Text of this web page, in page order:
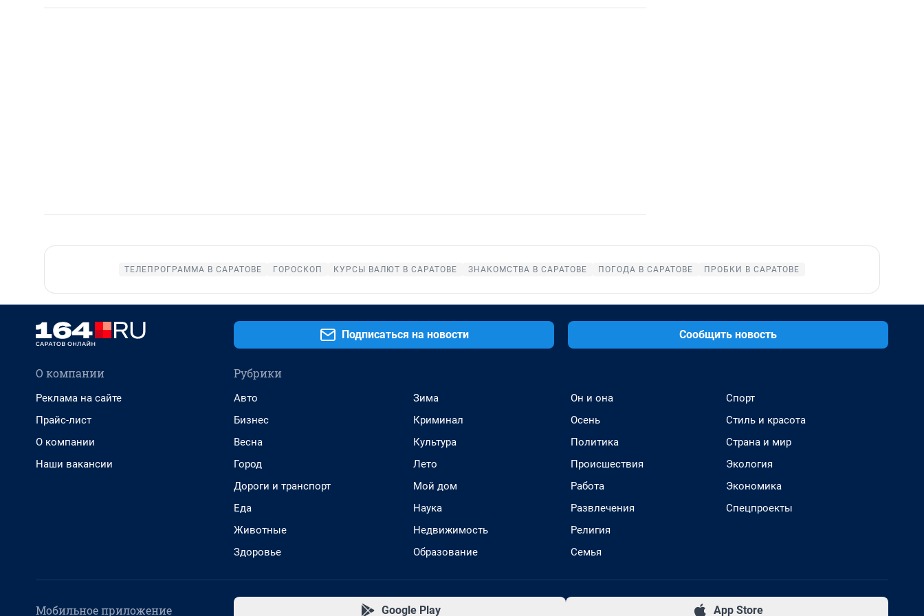
ТЕЛЕПРОГРАММА В САРАТОВЕ ГОРОСКОП КУРСЫ ВАЛЮТ В САРАТОВЕ ЗНАКОМСТВА В САРАТОВЕ ПОГОДА В САРАТОВЕ ПРОБКИ В САРАТОВЕ
Подписаться на новости Сообщить новость
О компании
Реклама на сайте
Прайс-лист
О компании
Наши вакансии
Рубрики
Авто
Бизнес
Весна
Город
Дороги и транспорт
Еда
Животные
Здоровье
Зима
Криминал
Культура
Лето
Мой дом
Наука
Недвижимость
Образование
Он и она
Осень
Политика
Происшествия
Работа
Развлечения
Религия
Семья
Спорт
Стиль и красота
Страна и мир
Экология
Экономика
Спецпроекты
Мобильное приложение Google Play App Store